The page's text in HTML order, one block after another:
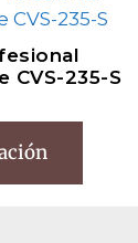
CVS-235-S